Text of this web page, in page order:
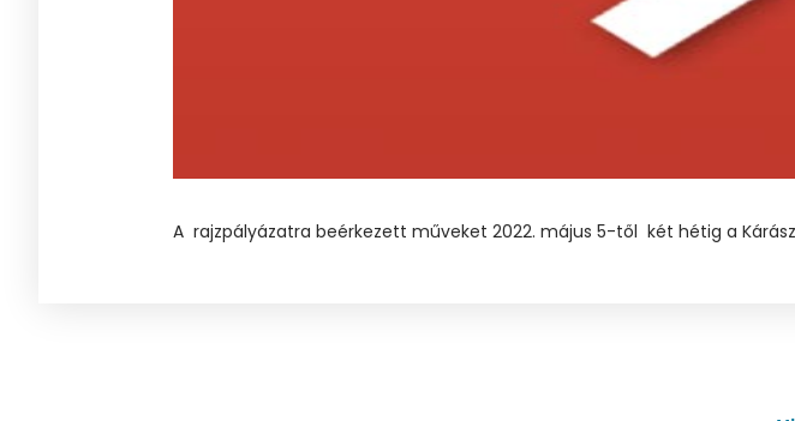
A rajzpályázatra beérkezett műveket 2022. május 5-től két hétig a